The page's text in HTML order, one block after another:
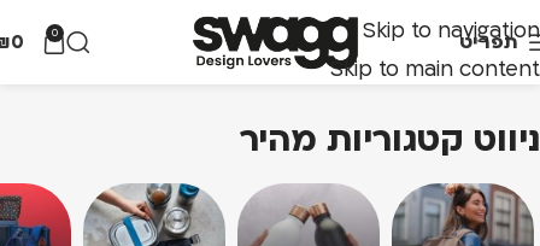
Skip to navigation
Skip to main content
תפריט 0
0
ניווט קטגוריות מהיר